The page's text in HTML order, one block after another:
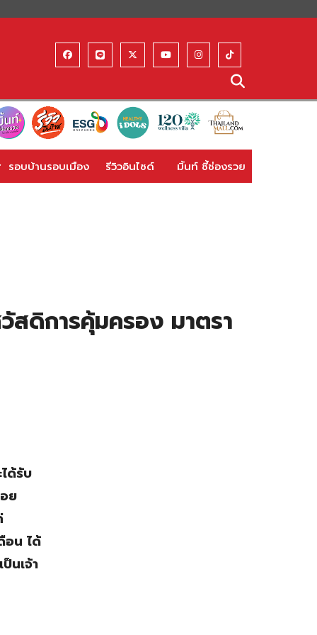
รอบบ้านรอบเมือง รีวิวอินไซด์ มิ้นท์ ชี้ช่องรวย
สดิการคุ้มครอง มาตรา
ด้รับ
ย
อน ได้
นเจ้า